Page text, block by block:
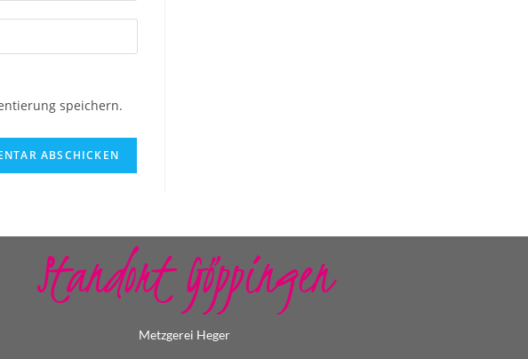
speichern.
Standort Göppingen
Metzgerei Heger